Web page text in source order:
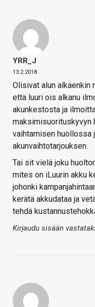
YRR_J
13.2.2018
Olisivat alun alkaenkin
että luuri ois alkanu
akunkestosta ja
maksimisuorituskyvyn
vaihtamisen huollossa
akunvaihtotarjouksen.
Tai sit vielä joku
mites on iLuurin akku
johonki
kerätä akkudataa ja
tehdä
Kirjaudu sisään